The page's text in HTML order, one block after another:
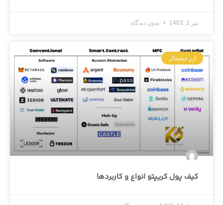
تیر 1, 1403 بدون دیدگاه
ارز دیجیتال
کیف پول کریپتو انواع و کاربردها